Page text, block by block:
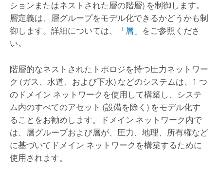
ションまたはネストされた層の階層) を制御します。
層定義は、層グループをモデル化できるかどうかも制
御します。詳細については、「 層 」をご参照くださ
い。
階層的なネストされたトポロジを持つ圧力ネットワー
ク (ガス、水道、および下水) などのシステムは、1 つ
のドメイン ネットワークを使用して構築し、システ
ム内のすべてのアセット (設備を除く) をモデル化す
ることをお勧めします。ドメイン ネットワーク内で
は、層グループおよび層が、圧力、地理、所有権など
に基づいてドメイン ネットワークを構築するために
使用されます。